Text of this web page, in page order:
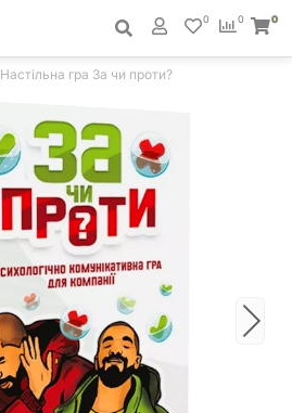
0
0 0
Настільна гра За чи проти?